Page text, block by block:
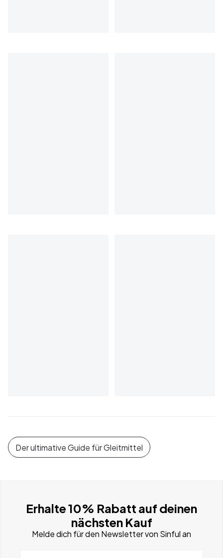
Der ultimative Guide für Gleitmittel
Erhalte 10% Rabatt auf deinen
nächsten Kauf
Melde dich für den Newsletter von Sinful an